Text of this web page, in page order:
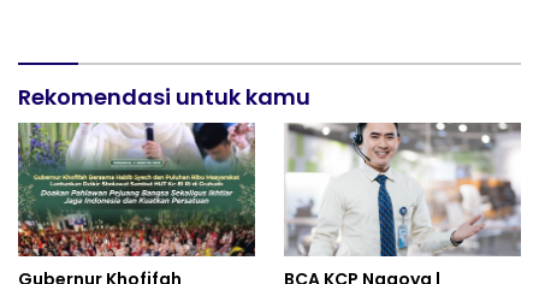
Rekomendasi untuk kamu